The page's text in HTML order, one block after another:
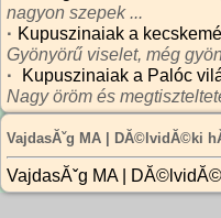
nagyon szepek ...
· Kupuszinaiak a
Gyönyörű viselet, még
·
Kupuszinaiak a Palóc
Nagy öröm és
VajdasĂˇg MA | DĂ©lvidĂ©ki
VajdasĂˇg MA |